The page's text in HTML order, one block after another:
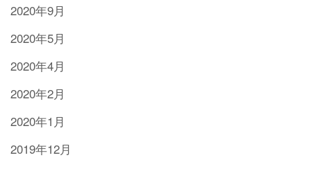
2020年9月
2020年5月
2020年4月
2020年2月
2020年1月
2019年12月